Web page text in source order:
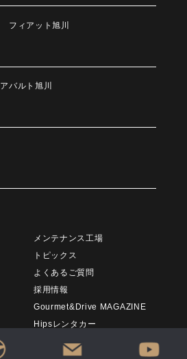
フィアット旭川
アバルト旭川
メンテナンス工場
トピックス
よくあるご質問
採用情報
Gourmet&Drive MAGAZINE
Hipsレンタカー